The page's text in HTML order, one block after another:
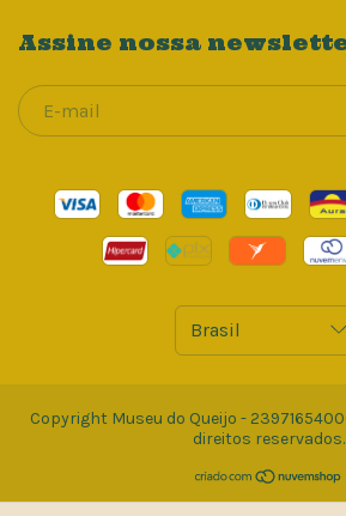
Assine nossa
Copyright Museu do Queijo -
direitos reservados.